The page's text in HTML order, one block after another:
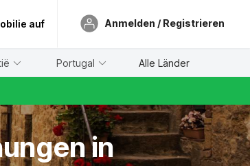
auf Anmelden / Registrieren
Portugal Alle Länder
in